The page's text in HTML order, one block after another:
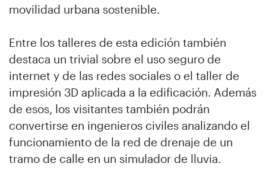
movilidad urbana sostenible.
Entre los talleres de esta edición también
destaca un trivial sobre el uso seguro de
internet y de las redes sociales o el taller de
impresión 3D aplicada a la edificación. Además
de esos, los visitantes también podrán
convertirse en ingenieros civiles analizando el
funcionamiento de la red de drenaje de un
tramo de calle en un simulador de lluvia.